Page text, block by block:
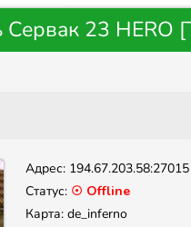
23 HERO
Адрес: 194.67.203.58:27015
Статус: ☉ Offline
Карта: de_inferno